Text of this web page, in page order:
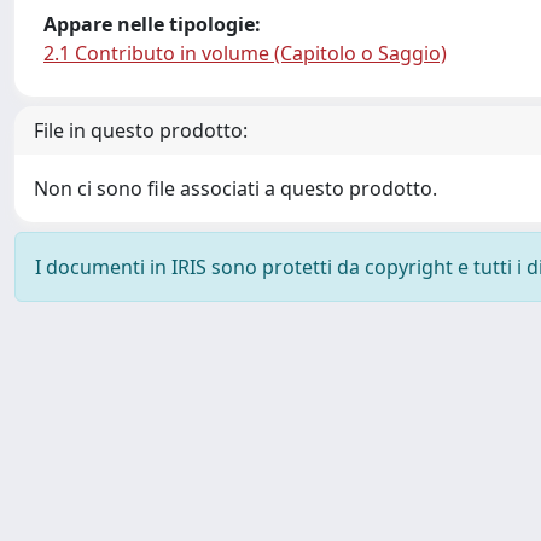
Appare nelle tipologie:
2.1 Contributo in volume (Capitolo o Saggio)
File in questo prodotto:
Non ci sono file associati a questo prodotto.
I documenti in IRIS sono protetti da copyright e tutti i